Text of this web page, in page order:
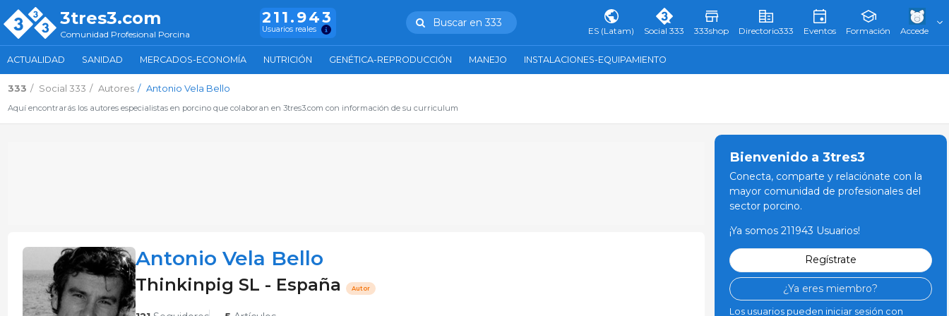
3tres3.com
Comunidad Profesional Porcina
211.943
Usuarios reales
Buscar en 333
ES (Latam) Social 333 333shop Directorio333 Eventos Formación Accede
ACTUALIDAD SANIDAD MERCADOS-ECONOMÍA NUTRICIÓN GENÉTICA-REPRODUCCIÓN MANEJO INSTALACIONES-EQUIPAMIENTO
333 Social 333 Autores Antonio Vela Bello
Aquí encontrarás los autores especialistas en porcino que colaboran en 3tres3.com con información de su curriculum
Antonio Vela Bello
Thinkinpig SL - España Autor
Bienvenido a 3tres3
Conecta, comparte y relaciónate con la
mayor comunidad de profesionales del
sector porcino.
¡Ya somos 211943 Usuarios!
Regístrate
¿Ya eres miembro?
Los usuarios pueden iniciar sesión con